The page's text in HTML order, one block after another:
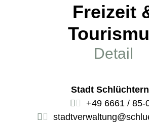
Freizeit
Detail
Stadt Schlüchtern
+49 6661 / 85-